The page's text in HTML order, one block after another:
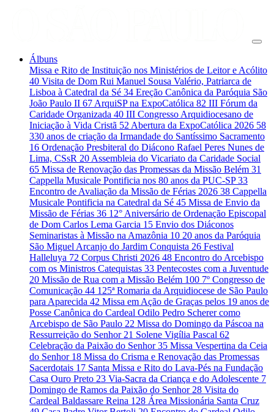
Álbuns
Missa e Rito de Instituição nos Ministérios de Leitor e Acólito
40 Visita de Dom Rui Manuel Sousa Valério, Patriarca de
Lisboa à Catedral da Sé 34 Ereção Canônica da Paróquia São
João Paulo II 67 ArquiSP na ExpoCatólica 82 III Fórum da
Caridade Organizada 40 III Congresso Arquidiocesano de
Iniciação à Vida Cristã 52 Abertura da ExpoCatólica 2026 58
330 anos de criação da Irmandade do Santíssimo Sacramento
16 Ordenação Presbiteral do Diácono Rafael Peres Nunes de
Lima, CSsR 20 Assembleia do Vicariato da Caridade Social
65 Missa de Renovação das Promessas da Missão Belém 31
Cappella Musicale Pontificia nos 80 anos da PUC-SP33
Encontro de Avaliação da Missão de Férias 2026 38 Cappella
Musicale Pontificia na Catedral da Sé 45 Missa de Envio da
Missão de Férias 36 12° Aniversário de Ordenação Episcopal
de Dom Carlos Lema Garcia 15 Envio dos Diáconos
Seminaristas à Missão na Amazônia 10 20 anos da Paróquia
São Miguel Arcanjo do Jardim Conquista 26 Festival
Halleluya 72 Corpus Christi 2026 48 Encontro do Arcebispo
com os Ministros Catequistas 33 Pentecostes com a Juventude
20 Missão de Rua com a Missão Belém 100 7º Congresso de
Comunicação 44 125ª Romaria da Arquidiocese de São Paulo
para Aparecida 42 Missa em Ação de Graças pelos 19 anos de
Posse Canônica do Cardeal Odilo Pedro Scherer como
Arcebispo de São Paulo 22 Missa do Domingo da Páscoa na
Ressurreição do Senhor 21 Solene Vigília Pascal 62
Celebração da Paixão do Senhor35 Missa Vespertina da Ceia
do Senhor 18 Missa do Crisma e Renovação das Promessas
Sacerdotais 17 Santa Missa e Rito do Lava-Pés na Fundação
Casa Ouro Preto 23 Via-Sacra da Criança e do Adolescente 7
Domingo de Ramos da Paixão do Senhor 28 Visita do
Cardeal Baldassare Reina 128 Área Missionária Santa Cruz